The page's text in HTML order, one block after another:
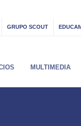
GRUPO SCOUT
MULTIMEDIA